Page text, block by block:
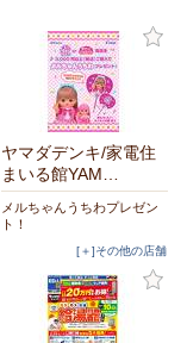
ヤマダデンキ/家電住
まいる館YAM…
メルちゃんうちわプレゼン
ト！
[＋]その他の店舗